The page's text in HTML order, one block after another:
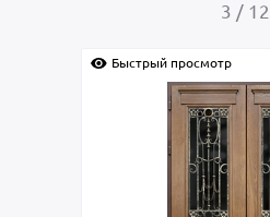
4 / 12
Быстрый просмотр